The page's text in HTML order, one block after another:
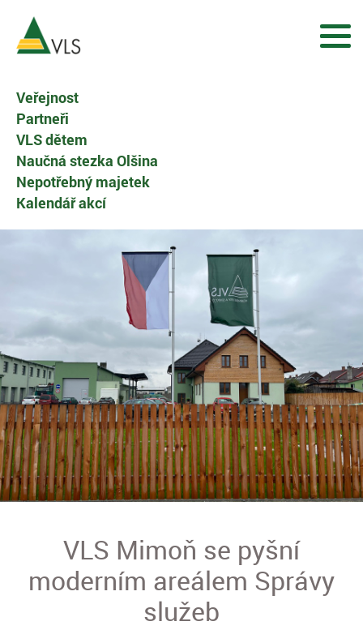
Veřejnost
Partneři
VLS dětem
Naučná stezka Olšina
Nepotřebný majetek
Kalendář akcí
VLS Mimoň se pyšní
moderním areálem Správy
služeb